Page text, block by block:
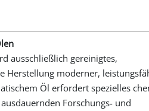
ausschließlich gereinigtes,
Herstellung moderner,
Öl erfordert spezielles
Forschungs- und